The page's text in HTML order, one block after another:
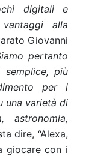
digitali e
alla
Giovanni
pertanto
più
per i
una varietà di
astronomia,
dire, “Alexa,
giocare con i